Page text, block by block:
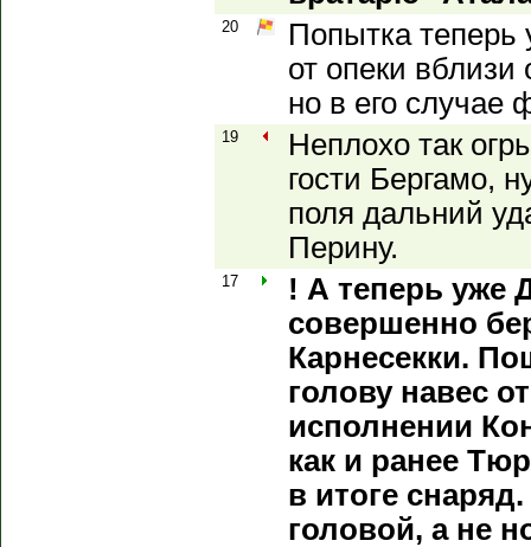
20
Попытка теперь
от опеки вблизи
но в его случае
19
Неплохо так
гости Бергамо,
поля дальний
Перину.
17
! А теперь уже
совершенно
Карнесекки.
голову навес
исполнении
как и ранее
в итоге
головой, а не